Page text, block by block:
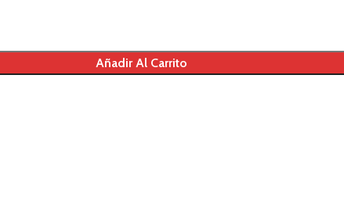
Añadir Al Carrito